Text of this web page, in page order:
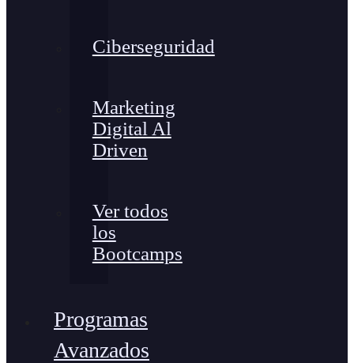
Ciberseguridad
Marketing
Digital Al
Driven
Ver todos
los
Bootcamps
Programas
Avanzados